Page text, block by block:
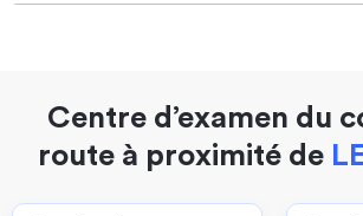
Centre d’examen du
route à proximité de